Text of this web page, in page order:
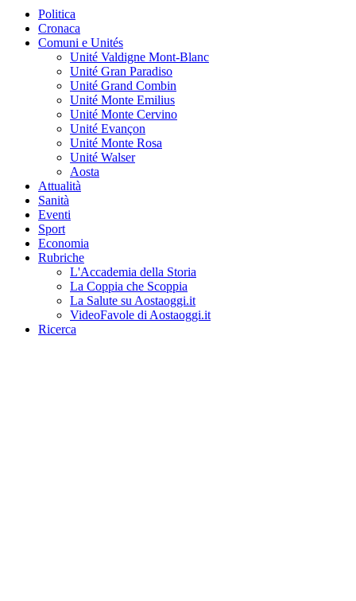
Politica
Cronaca
Comuni e Unités
Unité Valdigne Mont-Blanc
Unité Gran Paradiso
Unité Grand Combin
Unité Monte Emilius
Unité Monte Cervino
Unité Evançon
Unité Monte Rosa
Unité Walser
Aosta
Attualità
Sanità
Eventi
Sport
Economia
Rubriche
L'Accademia della Storia
La Coppia che Scoppia
La Salute su Aostaoggi.it
VideoFavole di Aostaoggi.it
Ricerca